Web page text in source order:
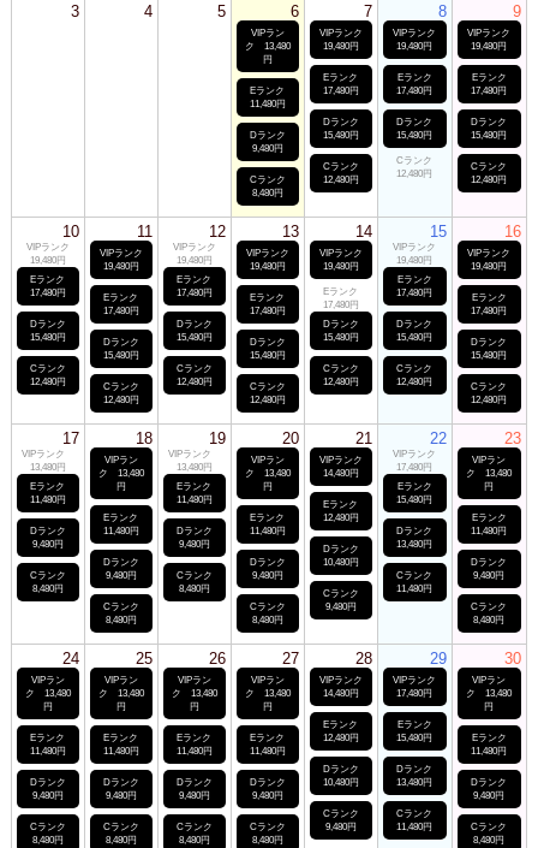
3
4 5 6
VIPラン
ク 13,480
円
Eランク
11,480円
Dランク
9,480円
Cランク
8,480円
7
VIPランク
19,480円
Eランク
17,480円
Dランク
15,480円
Cランク
12,480円
8
VIPランク
19,480円
Eランク
17,480円
Dランク
15,480円
Cランク
12,480円
9
VIPランク
19,480円
Eランク
17,480円
Dランク
15,480円
Cランク
12,480円
10
VIPランク
19,480円
Eランク
17,480円
Dランク
15,480円
Cランク
12,480円
11
VIPランク
19,480円
Eランク
17,480円
Dランク
15,480円
Cランク
12,480円
12
VIPランク
19,480円
Eランク
17,480円
Dランク
15,480円
Cランク
12,480円
13
VIPランク
19,480円
Eランク
17,480円
Dランク
15,480円
Cランク
12,480円
14
VIPランク
19,480円
Eランク
17,480円
Dランク
15,480円
Cランク
12,480円
15
VIPランク
19,480円
Eランク
17,480円
Dランク
15,480円
Cランク
12,480円
16
VIPランク
19,480円
Eランク
17,480円
Dランク
15,480円
Cランク
12,480円
17
VIPランク
13,480円
Eランク
11,480円
Dランク
9,480円
Cランク
8,480円
18
VIPラン
ク 13,480
円
Eランク
11,480円
Dランク
9,480円
Cランク
8,480円
19
VIPランク
13,480円
Eランク
11,480円
Dランク
9,480円
Cランク
8,480円
20
VIPラン
ク 13,480
円
Eランク
11,480円
Dランク
9,480円
Cランク
8,480円
21
VIPランク
14,480円
Eランク
12,480円
Dランク
10,480円
Cランク
9,480円
22
VIPランク
17,480円
Eランク
15,480円
Dランク
13,480円
Cランク
11,480円
23
VIPラン
ク 13,480
円
Eランク
11,480円
Dランク
9,480円
Cランク
8,480円
24
VIPラン
ク 13,480
円
Eランク
11,480円
Dランク
9,480円
Cランク
8,480円
25
VIPラン
ク 13,480
円
Eランク
11,480円
Dランク
9,480円
Cランク
8,480円
26
VIPラン
ク 13,480
円
Eランク
11,480円
Dランク
9,480円
Cランク
8,480円
27
VIPラン
ク 13,480
円
Eランク
11,480円
Dランク
9,480円
Cランク
8,480円
28
VIPランク
14,480円
Eランク
12,480円
Dランク
10,480円
Cランク
9,480円
29
VIPランク
17,480円
Eランク
15,480円
Dランク
13,480円
Cランク
11,480円
30
VIPラン
ク 13,480
円
Eランク
11,480円
Dランク
9,480円
Cランク
8,480円